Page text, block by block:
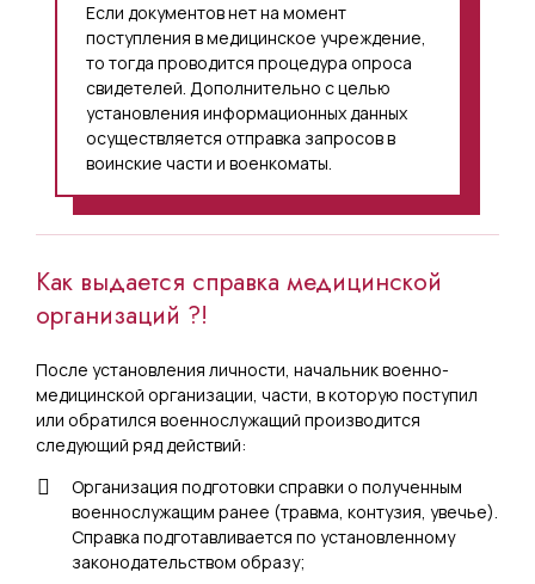
Если документов нет на момент
поступления в медицинское учреждение,
то тогда проводится процедура опроса
свидетелей. Дополнительно с целью
установления информационных данных
осуществляется отправка запросов в
воинские части и военкоматы.
Как выдается справка медицинской
организаций ?!
После установления личности, начальник военно-
медицинской организации, части, в которую поступил
или обратился военнослужащий производится
следующий ряд действий:
Организация подготовки справки о полученным
военнослужащим ранее (травма, контузия, увечье).
Справка подготавливается по установленному
законодательством образу;